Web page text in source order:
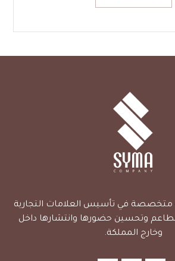
متخصصة في تأسيس العلامات التجارية
وتحسين حضورها وانتشارها داخل
وخارج المملكة.